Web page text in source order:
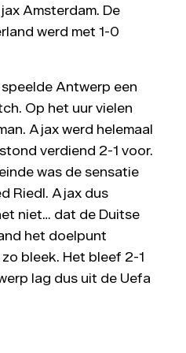
Amsterdam. De
werd met 1-0
Antwerp een
Op het uur vielen
Ajax werd helemaal
verdiend 2-1 voor.
was de sensatie
Riedl. Ajax dus
niet… dat de Duitse
het doelpunt
bleek. Het bleef 2-1
lag dus uit de Uefa